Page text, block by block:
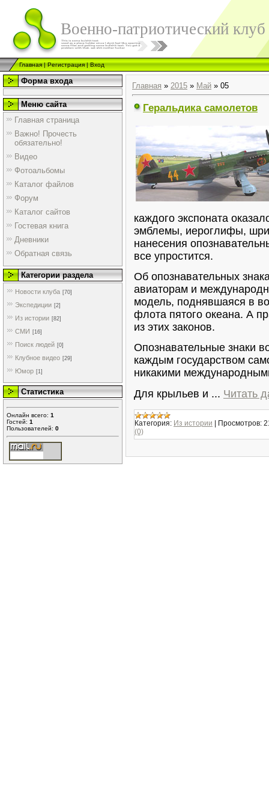
Военно-патриотический
Главная|Регистрация|Вход
Форма входа
Меню сайта
Главная страница
Важно! Прочесть
обязательно!
Видео
Фотоальбомы
Каталог файлов
Форум
Каталог сайтов
Гостевая книга
Дневники
Обратная связь
Категории раздела
Новости клуба [70]
Экспедиции [2]
Из истории [82]
СМИ [16]
Поиск людей [0]
Клубное видео [29]
Юмор [1]
Статистика
Онлайн всего: 1
Гостей: 1
Пользователей: 0
Главная » 2015 » Май » 05
Геральдика самолетов
каждого экспоната
эмблемы, иероглифы,
нанесения
все упростится.
Об опознавательных
авиаторам и
модель, поднявшаяся в
флота пятого океана. А
из этих законов.
Опознавательные знаки
каждым государством
никакими
Для крыльев и ... Читать
Категория: Из истории Просмотров:
(0)